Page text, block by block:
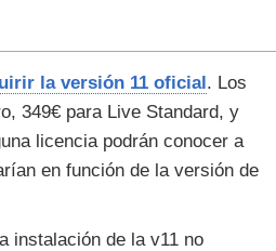
la versión 11 oficial. Los
349€ para Live Standard, y
licencia podrán conocer a
en función de la versión de
instalación de la v11 no